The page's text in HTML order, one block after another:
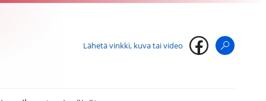
Lähetä vinkki, kuva tai video